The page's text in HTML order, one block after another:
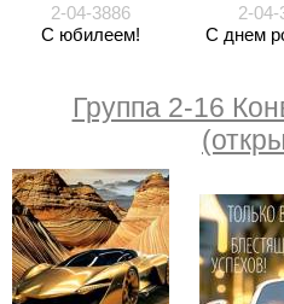
2-04-3886
С юбилеем!
2-04-
С днем
Группа 2-16